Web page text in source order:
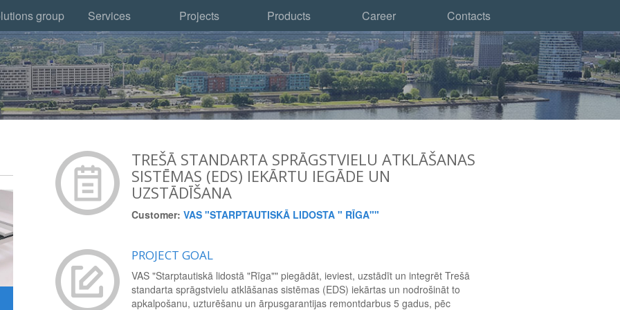
group Services Projects Products Career Contacts
TREŠĀ STANDARTA SPRĀGSTVIELU ATKLĀŠANAS
SISTĒMAS (EDS) IEKĀRTU IEGĀDE UN
UZSTĀDĪŠANA
Customer:VAS "STARPTAUTISKĀ LIDOSTA " RĪGA""
PROJECT GOAL
VAS "Starptautiskā lidostā "Rīga"" piegādāt, ieviest, uzstādīt un integrēt Trešā
standarta sprāgstvielu atklāšanas sistēmas (EDS) iekārtas un nodrošināt to
apkalpošanu, uzturēšanu un ārpusgarantijas remontdarbus 5 gadus, pēc